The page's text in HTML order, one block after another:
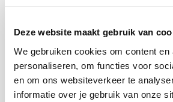
Deze website maakt gebruik van
We gebruiken cookies om content en
personaliseren, om functies voor
en om ons websiteverkeer te
informatie over je gebruik van onze
De